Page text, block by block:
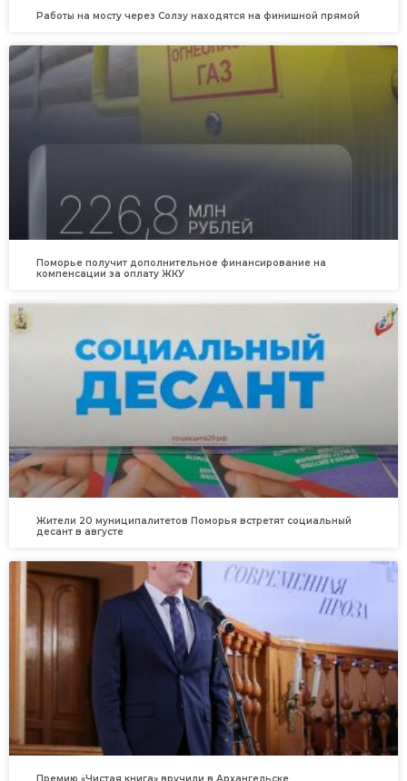
Работы на мосту через Солзу находятся на финишной прямой
Поморье получит дополнительное финансирование на
компенсации за оплату ЖКУ
Жители 20 муниципалитетов Поморья встретят социальный
десант в августе
Премию «Чистая книга» вручили в Архангельске